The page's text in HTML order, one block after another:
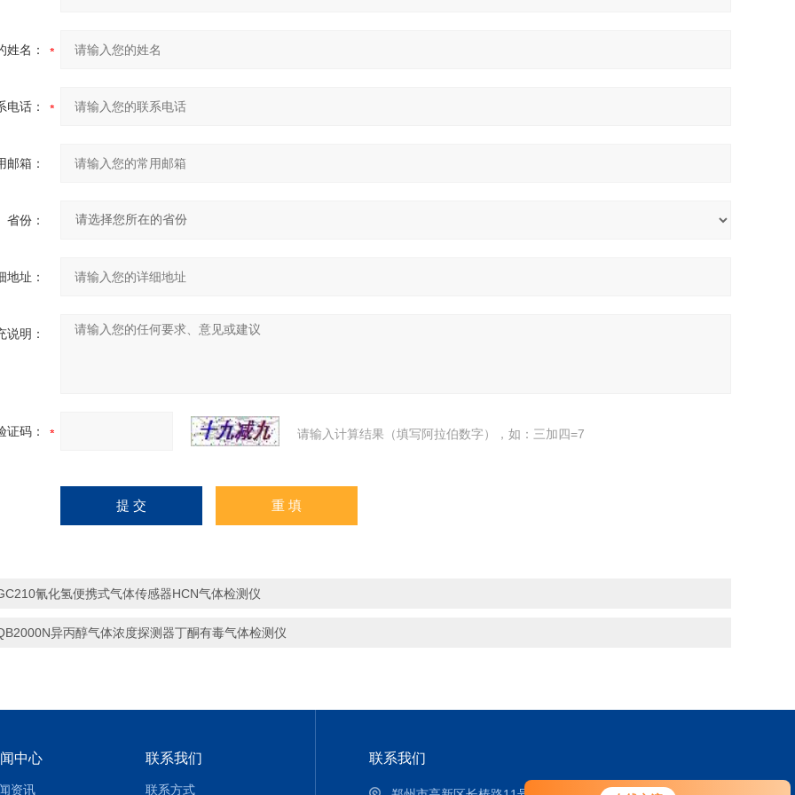
姓名：
电话：
邮箱：
省份：
地址：
说明：
证码： 请输入计算结果（填写阿拉伯数字），如：三加四=7
氰化氢便携式气体传感器HCN气体检测仪
异丙醇气体浓度探测器丁酮有毒气体检测仪
中心
资讯
联系我们
联系方式
联系我们